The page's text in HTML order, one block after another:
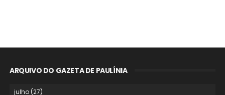
ARQUIVO DO GAZETA DE PAULÍNIA